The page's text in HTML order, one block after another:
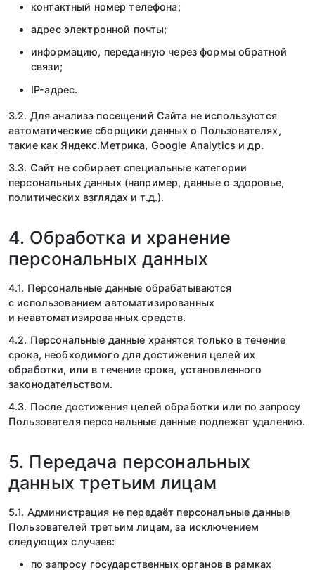
контактный номер телефона;
адрес электронной почты;
информацию, переданную через формы обратной
связи;
IP-адрес.
3.2. Для анализа посещений Сайта не используются
автоматические сборщики данных о Пользователях,
такие как Яндекс.Метрика, Google Analytics и др.
3.3. Сайт не собирает специальные категории
персональных данных (например, данные о здоровье,
политических взглядах и т.д.).
4. Обработка и хранение
персональных данных
4.1. Персональные данные обрабатываются
с использованием автоматизированных
и неавтоматизированных средств.
4.2. Персональные данные хранятся только в течение
срока, необходимого для достижения целей их
обработки, или в течение срока, установленного
законодательством.
4.3. После достижения целей обработки или по запросу
Пользователя персональные данные подлежат удалению.
5. Передача персональных
данных третьим лицам
5.1. Администрация не передаёт персональные данные
Пользователей третьим лицам, за исключением
следующих случаев:
по запросу государственных органов в рамках